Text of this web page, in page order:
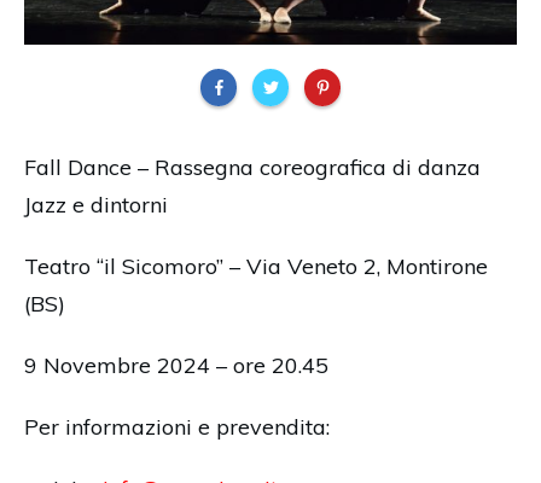
Fall Dance – Rassegna coreografica di danza
Jazz e dintorni
Teatro “il Sicomoro” – Via Veneto 2, Montirone
(BS)
9 Novembre 2024 – ore 20.45
Per informazioni e prevendita: